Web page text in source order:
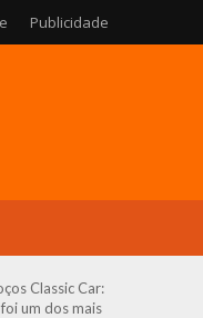
Publicidade
Classic Car:
um dos mais